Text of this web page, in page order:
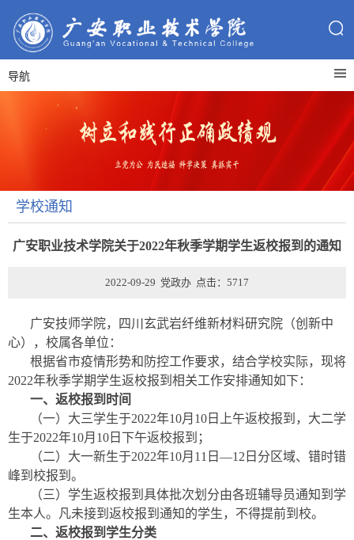
导航
学校通知
广安职业技术学院关于2022年秋季学期学生返校报到的通知
2022-09-29 党政办 点击： 5717
广安技师学院，四川玄武岩纤维新材料研究院（创新中
心），校属各单位：
根据省市疫情形势和防控工作要求，结合学校实际，现将
2022年秋季学期学生返校报到相关工作安排通知如下：
一、返校报到时间
（一）大三学生于2022年10月10日上午返校报到，大二学
生于2022年10月10日下午返校报到；
（二）大一新生于2022年10月11日—12日分区域、错时错
峰到校报到。
（三）学生返校报到具体批次划分由各班辅导员通知到学
生本人。凡未接到返校报到通知的学生，不得提前到校。
二、返校报到学生分类